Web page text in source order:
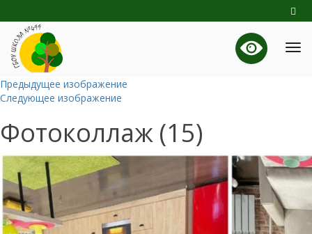
Предыдущее изображение
Следующее изображение
Фотоколлаж (15)